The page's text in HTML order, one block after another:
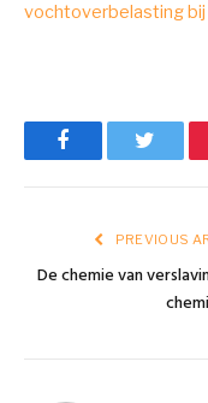
vochtoverbelasting
Facebook
PREVIOUS
De chemie van